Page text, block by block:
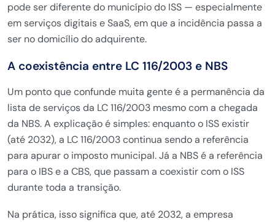
pode ser diferente do município do ISS — especialmente
em serviços digitais e SaaS, em que a incidência passa a
ser no domicílio do adquirente.
A coexistência entre LC 116/2003 e NBS
Um ponto que confunde muita gente é a permanência da
lista de serviços da LC 116/2003 mesmo com a chegada
da NBS. A explicação é simples: enquanto o ISS existir
(até 2032), a LC 116/2003 continua sendo a referência
para apurar o imposto municipal. Já a NBS é a referência
para o IBS e a CBS, que passam a coexistir com o ISS
durante toda a transição.
Na prática, isso significa que, até 2032, a empresa